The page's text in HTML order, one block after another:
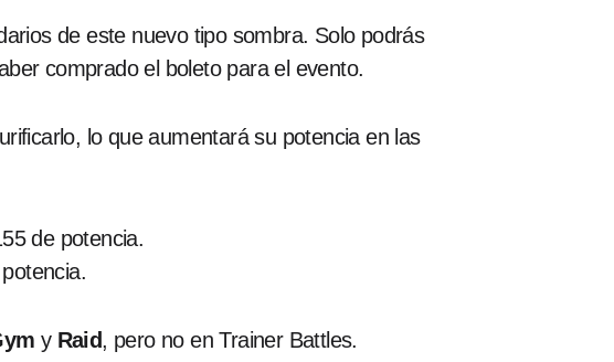
de este nuevo tipo sombra. Solo podrás
comprado el boleto para el evento.
lo que aumentará su potencia en las
de potencia.
y Raid, pero no en Trainer Battles.